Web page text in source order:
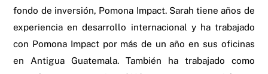
fondo de inversión, Pomona Impact. Sarah tiene años de
experiencia en desarrollo internacional y ha trabajado
con Pomona Impact por más de un año en sus oficinas
en Antigua Guatemala. También ha trabajado como